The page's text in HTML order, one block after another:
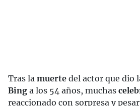
Tras la muerte del actor que dio
Bing a los 54 años, muchas
reaccionado con sorpresa y